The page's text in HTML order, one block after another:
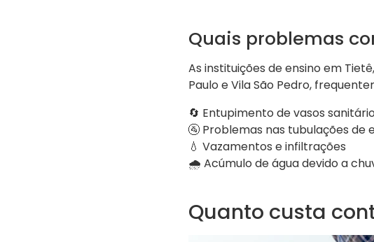
Quais problemas
As instituições de ensino em
Paulo e Vila São Pedro,
🔄 Entupimento de vasos
🚰 Problemas nas tubulações de
💧 Vazamentos e infiltrações
🌧 Acúmulo de água devido a
Quanto custa